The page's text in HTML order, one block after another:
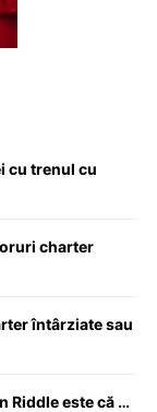
cu trenul cu
charter
întârziate sau
Riddle este că …